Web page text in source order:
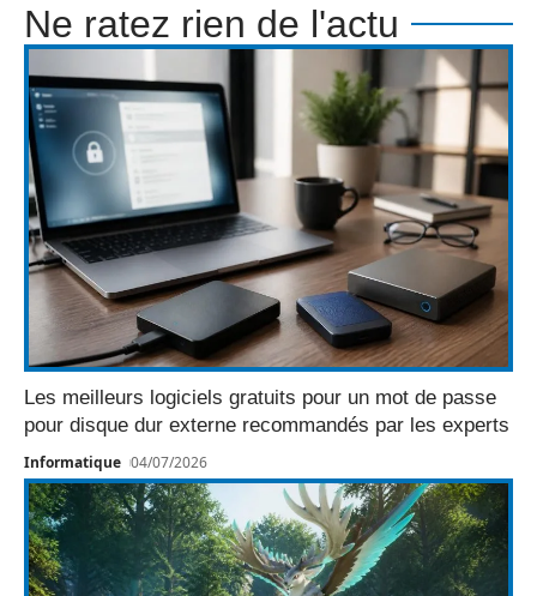
Ne ratez rien de l'actu
Les meilleurs logiciels gratuits pour un mot de passe
pour disque dur externe recommandés par les experts
Informatique 04/07/2026